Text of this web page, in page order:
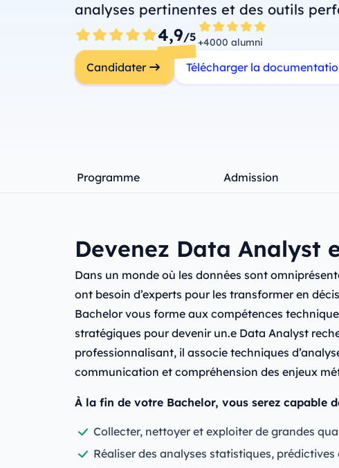
analyses pertinentes et des outils
4,9/5+4000 alumni
Candidater Télécharger la
Programme Admission
Devenez Data Analyst
Dans un monde où les données sont
ont besoin d’experts pour les transformer en
Bachelor vous forme aux compétences
stratégiques pour devenir un.e Data Analyst
professionnalisant, il associe techniques
communication et compréhension des enjeux
À la fin de votre Bachelor, vous serez capable
Collecter, nettoyer et exploiter de grandes
Réaliser des analyses statistiques,